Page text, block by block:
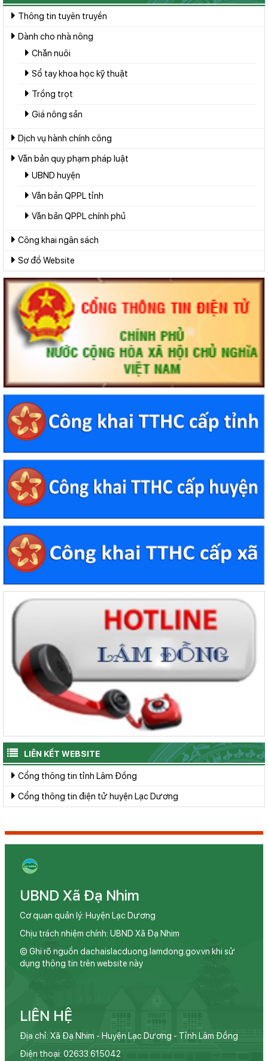
Thông tin tuyên truyền
Dành cho nhà nông
Chăn nuôi
Sổ tay khoa học kỹ thuật
Trồng trọt
Giá nông sản
Dịch vụ hành chính công
Văn bản quy phạm pháp luật
UBND huyện
Văn bản QPPL tỉnh
Văn bản QPPL chính phủ
Công khai ngân sách
Sơ đồ Website
LIÊN KẾT WEBSITE
Cổng thông tin tỉnh Lâm Đồng
Cổng thông tin điện tử huyện Lạc Dương
UBND Xã Đạ Nhim
Cơ quan quản lý: Huyện Lạc Dương
Chịu trách nhiệm chính: UBND Xã Đạ Nhim
© Ghi rõ nguồn dachaislacduong.lamdong.gov.vn khi sử
dụng thông tin trên website này
LIÊN HỆ
Địa chỉ: Xã Đạ Nhim - Huyện Lạc Dương - Tỉnh Lâm Đồng
Điện thoại: 02633.615042